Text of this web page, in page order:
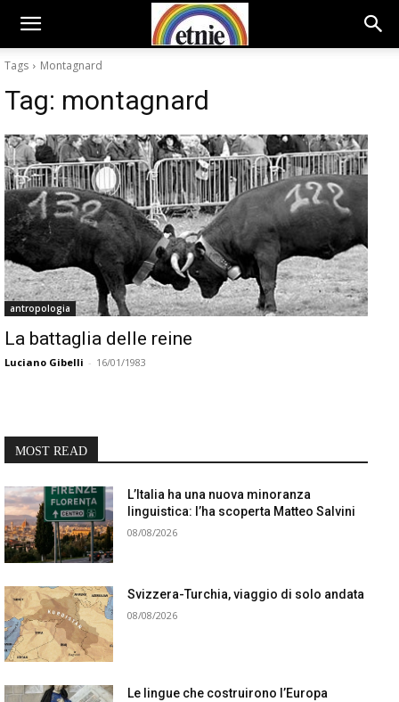
Tags Montagnard
Tag: montagnard
antropologia
La battaglia delle reine
Luciano Gibelli - 16/01/1983
MOST READ
L’Italia ha una nuova minoranza
linguistica: l’ha scoperta Matteo Salvini
08/08/2026
Svizzera-Turchia, viaggio di solo andata
08/08/2026
Le lingue che costruirono l’Europa